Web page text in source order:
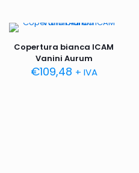
Copertura bianca ICAM
Vanini Aurum
€109,48 + IVA